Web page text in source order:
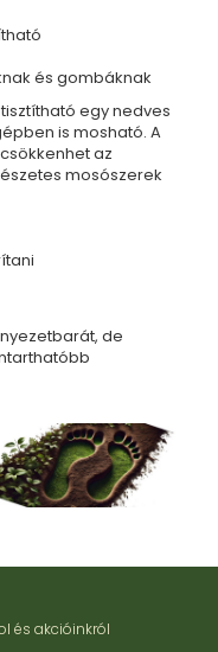
és gombáknak
egy nedves
is mosható. A
az
mosószerek
de
és akcióinkról